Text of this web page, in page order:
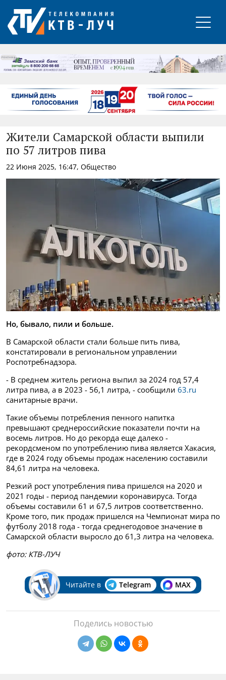
РЕКЛАМА
Жители Самарской области выпили
по 57 литров пива
22 Июня 2025, 16:47, Общество
Но, бывало, пили и больше.
В Самарской области стали больше пить пива,
констатировали в региональном управлении
Роспотребнадзора.
- В среднем житель региона выпил за 2024 год 57,4
литра пива, а в 2023 - 56,1 литра, - сообщили 63.ru
санитарные врачи.
Такие объемы потребления пенного напитка
превышают среднероссийские показатели почти на
восемь литров. Но до рекорда еще далеко -
рекордсменом по употреблению пива является Хакасия,
где в 2024 году объемы продаж населению составили
84,61 литра на человека.
Резкий рост употребления пива пришелся на 2020 и
2021 годы - период пандемии коронавируса. Тогда
объемы составили 61 и 67,5 литров соответственно.
Кроме того, пик продаж пришелся на Чемпионат мира по
футболу 2018 года - тогда среднегодовое значение в
Самарской области выросло до 61,3 литра на человека.
фото: КТВ-ЛУЧ
Читайте в Telegram MAX
Поделись новостью